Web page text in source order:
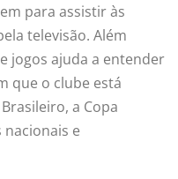
para assistir às
televisão. Além
jogos ajuda a entender
que o clube está
a Copa
e